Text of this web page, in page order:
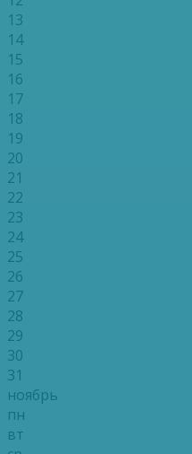
13
14
15
16
17
18
19
20
21
22
23
24
25
26
27
28
29
30
31
ноябрь
пн
вт